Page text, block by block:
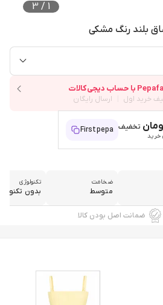
1
/
3
تخفیف
خرید
Firstpepa
ضخامت
متوسط
تکنولوژی
بدون
ضمانت اصل بودن کالا